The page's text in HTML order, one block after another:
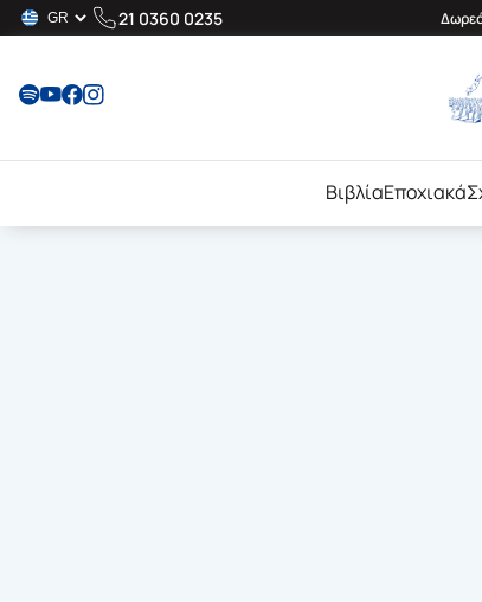
21 0360 0235
ΒιβλίαΕποχιακά